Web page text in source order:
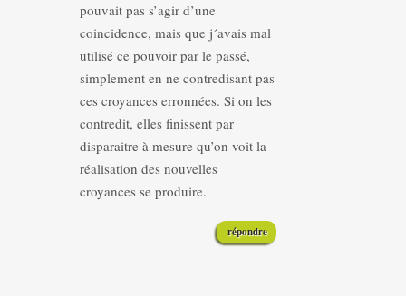
pouvait pas s’agir d’une
coincidence, mais que j´avais mal
utilisé ce pouvoir par le passé,
simplement en ne contredisant pas
ces croyances erronnées. Si on les
contredit, elles finissent par
disparaitre à mesure qu’on voit la
réalisation des nouvelles
croyances se produire.
répondre